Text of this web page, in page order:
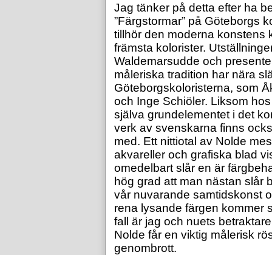
Jag tänker på detta efter ha
”Färgstormar” på Göteborgs
tillhör den moderna konstens
främsta kolorister.
Waldemarsudde och
måleriska tradition har nära
Göteborgskoloristerna, som
och Inge Schiöler. Liksom
själva grundelementet i det
verk av svenskarna finns
med. Ett nittiotal av Nolde
akvareller och grafiska blad
omedelbart slår en är
hög grad att man nästan slår
vår nuvarande samtidskonst
rena lysande färgen kommer
fall är jag och nuets
Nolde får en viktig målerisk
genombrott.